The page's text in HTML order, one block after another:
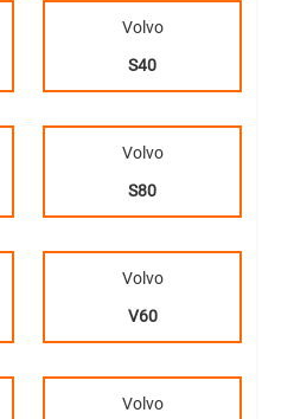
Volvo
S40
Volvo
S80
Volvo
V60
Volvo